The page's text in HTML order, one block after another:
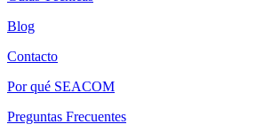
Blog
Contacto
Por qué SEACOM
Preguntas Frecuentes